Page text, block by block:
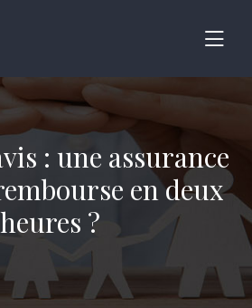
: une assurance
en deux
heures ?